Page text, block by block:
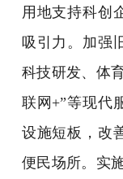
用地支持科创
吸引力。加强
科技研发、体
联网+”等现代
设施短板，改
便民场所。实